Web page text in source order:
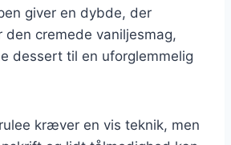
giver en dybde, der
den cremede vaniljesmag,
dessert til en uforglemmelig
kræver en vis teknik, men